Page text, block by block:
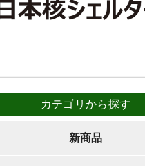
カテゴリから探す
新商品